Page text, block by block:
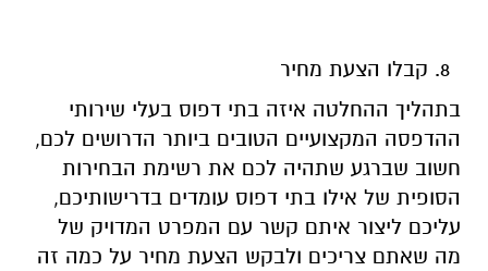
קבלו הצעת מחיר
בתהליך ההחלטה איזה בתי דפוס בעלי שירותי
ההדפסה המקצועיים הטובים ביותר הדרושים לכם,
חשוב שברגע שתהיה לכם את רשימת הבחירות
הסופית של אילו בתי דפוס עומדים בדרישותיכם,
עליכם ליצור איתם קשר עם המפרט המדויק של
מה שאתם צריכים ולבקש הצעת מחיר על כמה זה